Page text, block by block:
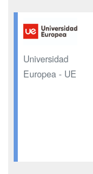
Universidad
Europea - UE